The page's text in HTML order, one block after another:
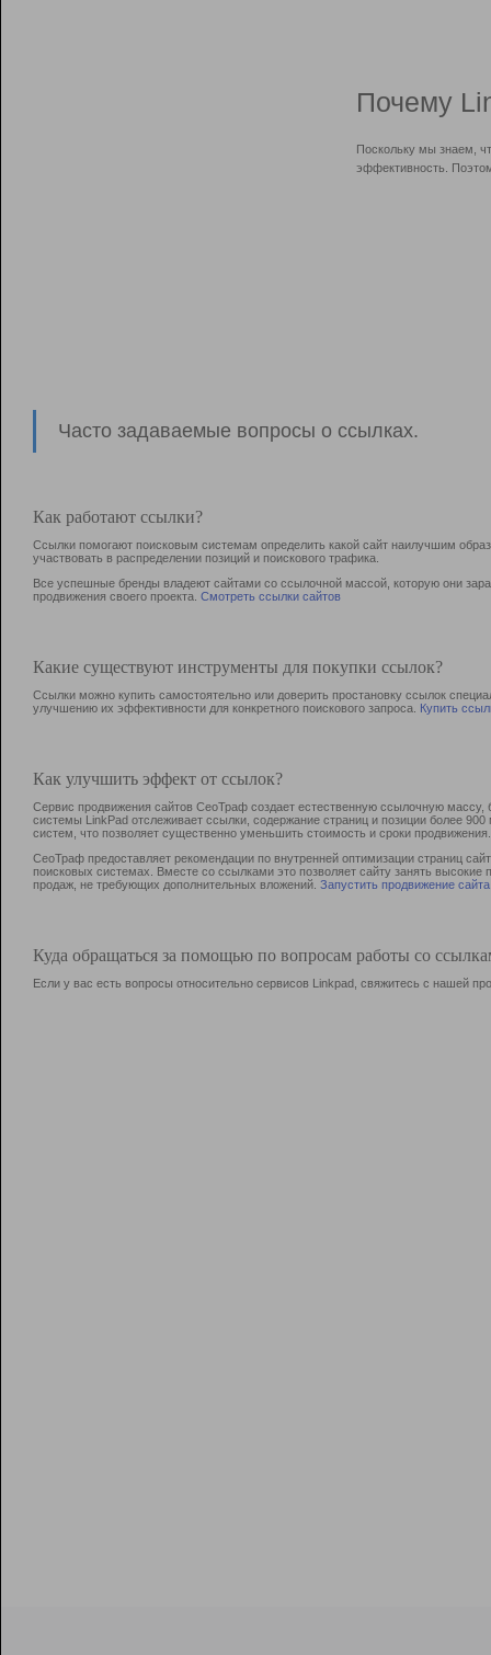
Почему
Поскольку мы знаем,
эффективность.
Часто задаваемые вопросы о ссылках.
Как работают ссылки?
Ссылки помогают поисковым системам определить какой сайт наилучшим
участвовать в раcпределении позиций и поискового трафика.
Все успешные бренды владеют сайтами со ссылочной массой, которую они
продвижения своего проекта. Смотреть ссылки сайтов
Какие существуют инструменты для покупки ссылок?
Ссылки можно купить самостоятельно или доверить простановку ссылок
улучшению их эффективности для конкретного поискового запроса. Купить
Как улучшить эффект от ссылок?
Сервис продвижения сайтов СеоТраф создает естественную ссылочную
системы LinkPad отслеживает ссылки, содержание страниц и позиции более
систем, что позволяет существенно уменьшить стоимость и сроки продвижения.
СеоТраф предоставляет рекомендации по внутренней оптимизации страниц
поисковых системах. Вместе со ссылками это позволяет сайту занять
продаж, не требующих дополнительных вложений. Запустить продвижение сайта
Куда обращаться за помощью по вопросам работы со
Если у вас есть вопросы относительно сервисов Linkpad, свяжитесь с нашей